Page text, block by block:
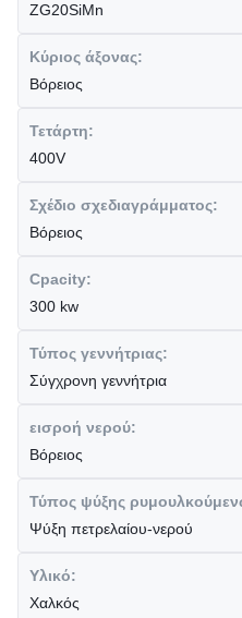
ZG20SiMn
Κύριος άξονας:
Βόρειος
Τετάρτη:
400V
Σχέδιο σχεδιαγράμματος:
Βόρειος
Cpacity:
300 kw
Τύπος γεννήτριας:
Σύγχρονη γεννήτρια
εισροή νερού:
Βόρειος
Τύπος ψύξης
Ψύξη πετρελαίου-νερού
Υλικό:
Χαλκός